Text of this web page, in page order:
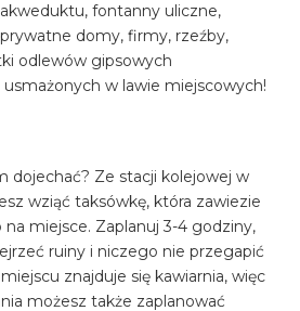
fontanny uliczne,
prywatne domy, firmy, rzeźby,
odlewów gipsowych
w lawie miejscowych!
dojechać? Ze stacji kolejowej w
wziąć taksówkę, która zawiezie
na miejsce. Zaplanuj 3-4 godziny,
ruiny i niczego nie przegapić
znajduje się kawiarnia, więc
możesz także zaplanować